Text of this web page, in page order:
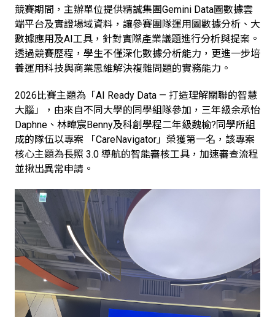
競賽期間，主辦單位提供精誠集團Gemini Data圖數據雲
端平台及實證場域資料，讓參賽團隊運用圖數據分析、大
數據應用及AI工具，針對實際產業議題進行分析與提案。
透過競賽歷程，學生不僅深化數據分析能力，更進一步培
養運用科技與商業思維解決複雜問題的實務能力。
2026比賽主題為「AI Ready Data — 打造理解關聯的智慧
大腦」，由來自不同大學的同學組隊參加，三年級余承怡
Daphne、林暐宸Benny及科創學程二年級魏榆?同學所組
成的隊伍以專案 「CareNavigator」榮獲第一名，該專案
核心主題為長照 3.0 導航的智能審核工具，加速審查流程
並揪出異常申請。